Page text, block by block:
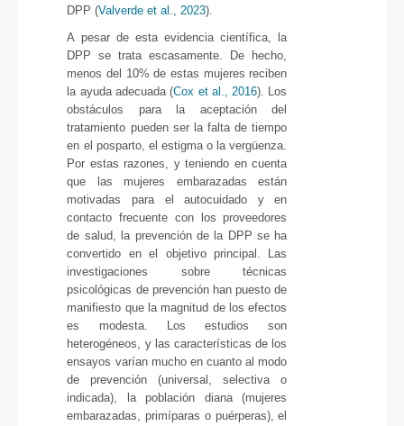
DPP (Valverde et al., 2023).
A pesar de esta evidencia científica, la
DPP se trata escasamente. De hecho,
menos del 10% de estas mujeres reciben
la ayuda adecuada (Cox et al., 2016). Los
obstáculos para la aceptación del
tratamiento pueden ser la falta de tiempo
en el posparto, el estigma o la vergüenza.
Por estas razones, y teniendo en cuenta
que las mujeres embarazadas están
motivadas para el autocuidado y en
contacto frecuente con los proveedores
de salud, la prevención de la DPP se ha
convertido en el objetivo principal. Las
investigaciones sobre técnicas
psicológicas de prevención han puesto de
manifiesto que la magnitud de los efectos
es modesta. Los estudios son
heterogéneos, y las características de los
ensayos varían mucho en cuanto al modo
de prevención (universal, selectiva o
indicada), la población diana (mujeres
embarazadas, primíparas o puérperas), el